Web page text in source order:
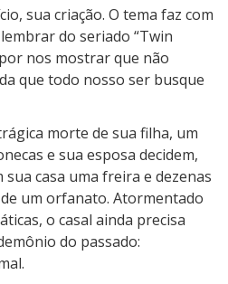
sua criação. O tema faz com
do seriado “Twin
nos mostrar que não
que todo nosso ser busque
morte de sua filha, um
e sua esposa decidem,
casa uma freira e dezenas
um orfanato. Atormentado
o casal ainda precisa
do passado: